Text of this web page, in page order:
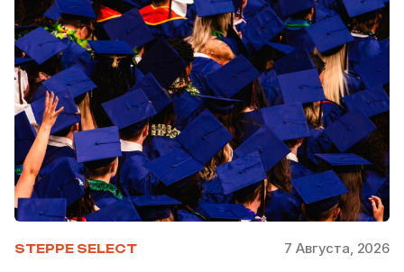
STEPPE SELECT 7 Августа, 2026